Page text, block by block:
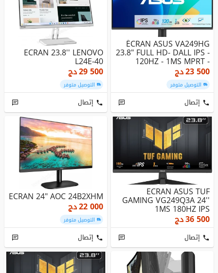
ÉCRAN ASUS VA249HG
23.8" FULL HD- DALL IPS -
120HZ - 1MS MPRT -
ADAPTI...
23 500دج
التوصيل متوفر
إتصال
ECRAN 23.8'' LENOVO
L24E-40
29 500دج
التوصيل متوفر
إتصال
ECRAN ASUS TUF
GAMING VG249Q3A 24''
1MS 180HZ IPS
36 500دج
إتصال
ECRAN 24" AOC 24B2XHM
22 000دج
التوصيل متوفر
إتصال